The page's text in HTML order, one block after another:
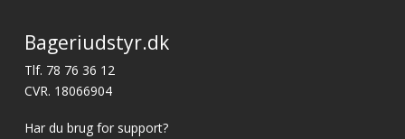
Bageriudstyr.dk
Tlf. 78 76 36 12
CVR. 18066904
Har du brug for support?